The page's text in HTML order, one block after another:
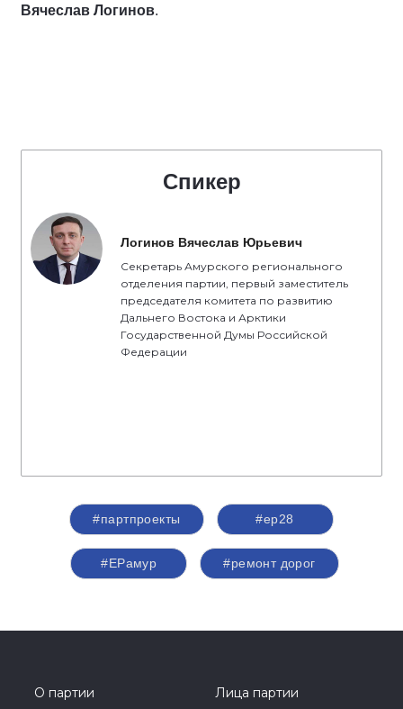
Вячеслав Логинов.
Спикер
Логинов Вячеслав Юрьевич
Секретарь Амурского регионального
отделения партии, первый заместитель
председателя комитета по развитию
Дальнего Востока и Арктики
Государственной Думы Российской
Федерации
#партпроекты #ер28
#ЕРамур #ремонт дорог
О партии
Лица партии